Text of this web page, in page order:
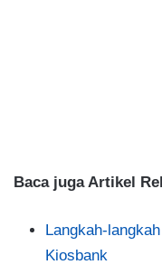
Baca juga Artikel
Langkah-
Kiosbank